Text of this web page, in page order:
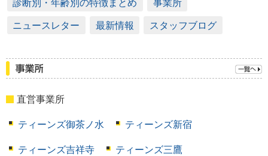
診断別・年齢別の特徴まとめ 事業所
ニュースレター 最新情報 スタッフブログ
直営事業所
ティーンズ御茶ノ水 ティーンズ新宿
ティーンズ吉祥寺 ティーンズ三鷹